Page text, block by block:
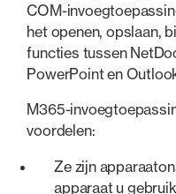
COM-
het openen, opslaan,
functies tussen
PowerPoint en
M365-
voordelen:
Ze zijn
apparaat u